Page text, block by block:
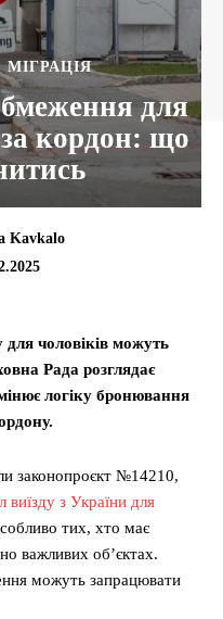
МІГРАЦІЯ
для
за кордон: що
Kavkalo
для чоловіків можуть
Рада розглядає
логіку бронювання
законопроєкт №14210,
виїзду з України для
тих, хто має
важливих об’єктах.
можуть запрацювати